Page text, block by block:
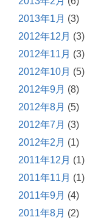
2013年1月 (3)
2012年12月 (3)
2012年11月 (3)
2012年10月 (5)
2012年9月 (8)
2012年8月 (5)
2012年7月 (3)
2012年2月 (1)
2011年12月 (1)
2011年11月 (1)
2011年9月 (4)
2011年8月 (2)